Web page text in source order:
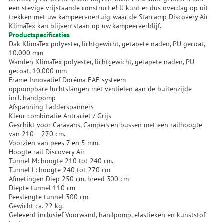
een stevige vrijstaande constructie! U kunt er dus overdag op uit
trekken met uw kampeervoertuig, waar de Starcamp Discovery Air
KlimaTex kan blijven staan op uw kampeerverblijf.
Productspecificaties
Dak KlimaTex polyester, lichtgewicht, getapete naden, PU gecoat,
10.000 mm
Wanden KlimaTex polyester, lichtgewicht, getapete naden, PU
gecoat, 10.000 mm
Frame Innovatief Doréma EAF-systeem
oppompbare luchtslangen met ventielen aan de buitenzijde
incl. handpomp
Afspanning Ladderspanners
Kleur combinatie Antraciet / Grijs
Geschikt voor Caravans, Campers en bussen met een railhoogte
van 210 – 270 cm.
Voorzien van pees 7 en 5 mm.
Hoogte rail Discovery Air
Tunnel M: hoogte 210 tot 240 cm.
Tunnel L: hoogte 240 tot 270 cm.
Afmetingen Diep 250 cm, breed 300 cm
Diepte tunnel 110 cm
Peeslengte tunnel 300 cm
Gewicht ca. 22 kg.
Geleverd inclusief Voorwand, handpomp, elastieken en kunststof